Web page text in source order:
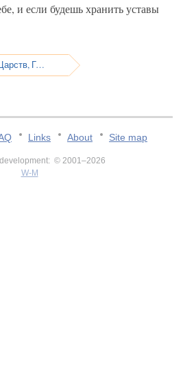
и если будешь хранить уставы
Третья книга Царств, Глава 9
Links About Site map
© 2001–2026
W-M